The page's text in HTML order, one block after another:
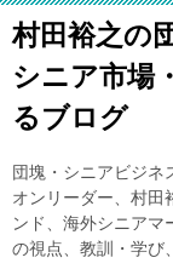
村田裕之の
シニア市場
るブログ
団塊・シニアビジネ
オンリーダー、村田
ンド、海外シニアマ
の視点、教訓・学び